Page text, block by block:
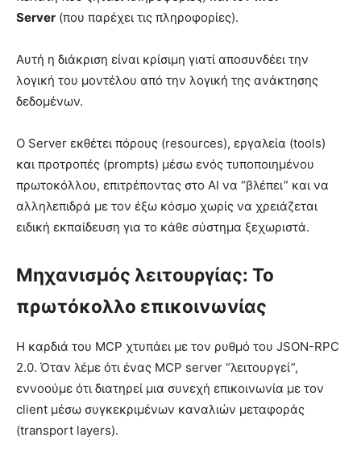
Server (που παρέχει τις πληροφορίες).
Αυτή η διάκριση είναι κρίσιμη γιατί αποσυνδέει την
λογική του μοντέλου από την λογική της ανάκτησης
δεδομένων.
Ο Server εκθέτει πόρους (resources), εργαλεία (tools)
και προτροπές (prompts) μέσω ενός τυποποιημένου
πρωτοκόλλου, επιτρέποντας στο AI να “βλέπει” και να
αλληλεπιδρά με τον έξω κόσμο χωρίς να χρειάζεται
ειδική εκπαίδευση για το κάθε σύστημα ξεχωριστά.
Μηχανισμός λειτουργίας: Το
πρωτόκολλο επικοινωνίας
Η καρδιά του MCP χτυπάει με τον ρυθμό του JSON-RPC
2.0. Όταν λέμε ότι ένας MCP server “λειτουργεί”,
εννοούμε ότι διατηρεί μια συνεχή επικοινωνία με τον
client μέσω συγκεκριμένων καναλιών μεταφοράς
(transport layers).